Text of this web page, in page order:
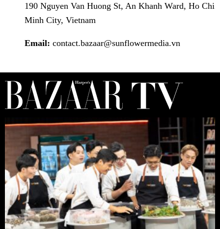
190 Nguyen Van Huong St, An Khanh Ward, Ho Chi
Minh City, Vietnam
Email: contact.bazaar@sunflowermedia.vn